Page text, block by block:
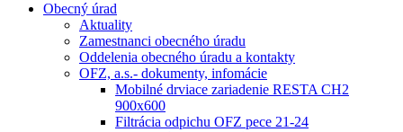
Obecný úrad
Aktuality
Zamestnanci obecného úradu
Oddelenia obecného úradu a kontakty
OFZ, a.s.- dokumenty, infomácie
Mobilné drviace zariadenie RESTA CH2
900x600
Filtrácia odpichu OFZ pece 21-24